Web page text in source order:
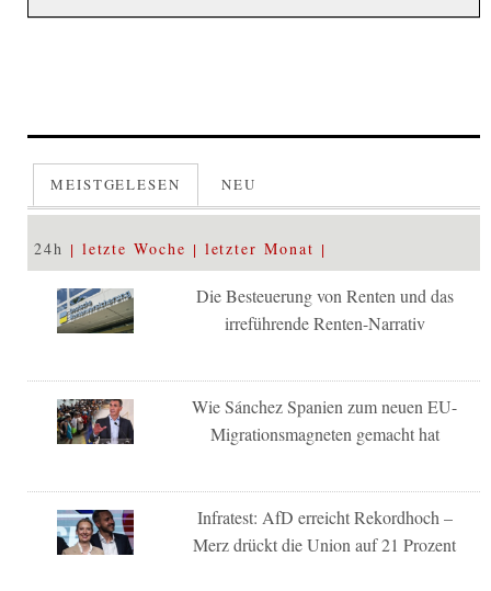
MEISTGELESEN NEU
24h letzte Woche letzter Monat
Die Besteuerung von Renten und das
irreführende Renten-Narrativ
Wie Sánchez Spanien zum neuen EU-
Migrationsmagneten gemacht hat
Infratest: AfD erreicht Rekordhoch –
Merz drückt die Union auf 21 Prozent